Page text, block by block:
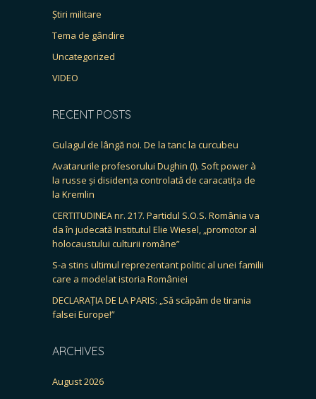
Știri militare
Tema de gândire
Uncategorized
VIDEO
RECENT POSTS
Gulagul de lângă noi. De la tanc la curcubeu
Avatarurile profesorului Dughin (I). Soft power à
la russe și disidența controlată de caracatița de
la Kremlin
CERTITUDINEA nr. 217. Partidul S.O.S. România va
da în judecată Institutul Elie Wiesel, „promotor al
holocaustului culturii române”
S-a stins ultimul reprezentant politic al unei familii
care a modelat istoria României
DECLARAȚIA DE LA PARIS: „Să scăpăm de tirania
falsei Europe!”
ARCHIVES
August 2026